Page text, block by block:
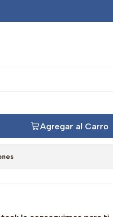
caja VT
Agregar al Carro